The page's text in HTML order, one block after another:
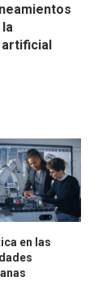
en las